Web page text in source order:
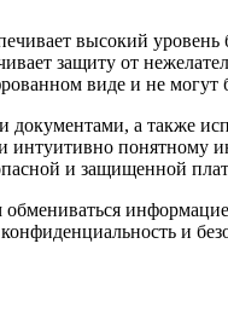
высокий
защиту от
виде и не
а также
понятному
и защищенной
и